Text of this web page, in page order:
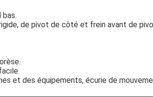
de pivot de côté et frein avant de
et des équipements, écurie de